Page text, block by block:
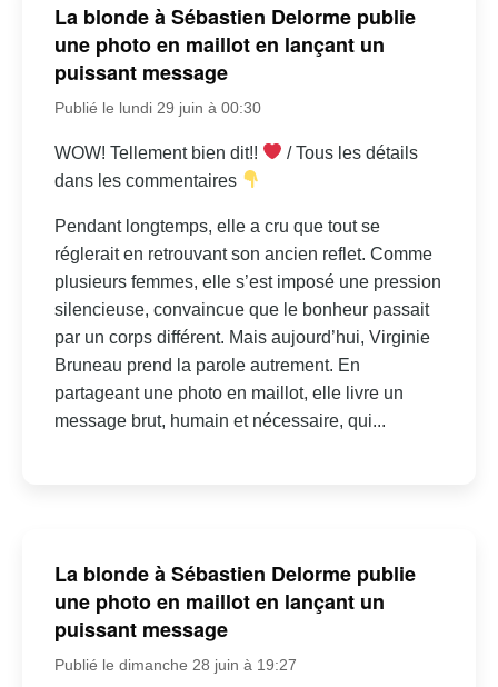
La blonde à Sébastien Delorme publie
une photo en maillot en lançant un
puissant message
Publié le lundi 29 juin à 00:30
WOW! Tellement bien dit!!
/ Tous les détails
dans les commentaires
Pendant longtemps, elle a cru que tout se
réglerait en retrouvant son ancien reflet. Comme
plusieurs femmes, elle s’est imposé une pression
silencieuse, convaincue que le bonheur passait
par un corps différent. Mais aujourd’hui, Virginie
Bruneau prend la parole autrement. En
partageant une photo en maillot, elle livre un
message brut, humain et nécessaire, qui...
La blonde à Sébastien Delorme publie
une photo en maillot en lançant un
puissant message
Publié le dimanche 28 juin à 19:27